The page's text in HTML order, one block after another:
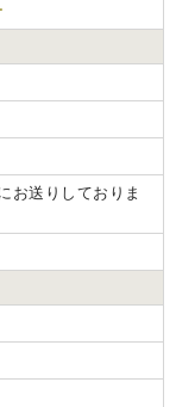
お送りしておりま